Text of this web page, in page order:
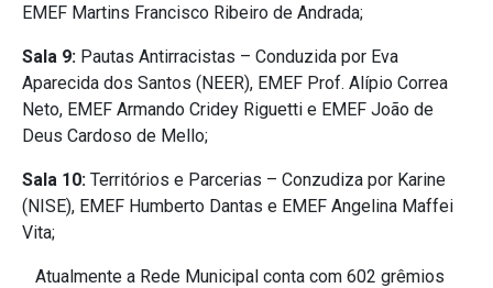
EMEF Martins Francisco Ribeiro de Andrada;
Sala 9: Pautas Antirracistas – Conduzida por Eva
Aparecida dos Santos (NEER), EMEF Prof. Alípio Correa
Neto, EMEF Armando Cridey Riguetti e EMEF João de
Deus Cardoso de Mello;
Sala 10: Territórios e Parcerias – Conzudiza por Karine
(NISE), EMEF Humberto Dantas e EMEF Angelina Maffei
Vita;
Atualmente a Rede Municipal conta com 602 grêmios